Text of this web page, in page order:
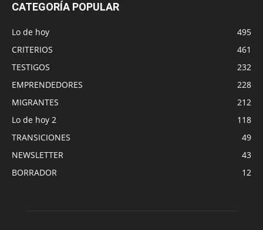
CATEGORÍA POPULAR
Lo de hoy
495
CRITERIOS
461
TESTIGOS
232
EMPRENDEDORES
228
MIGRANTES
212
Lo de hoy 2
118
TRANSICIONES
49
NEWSLETTER
43
BORRADOR
12